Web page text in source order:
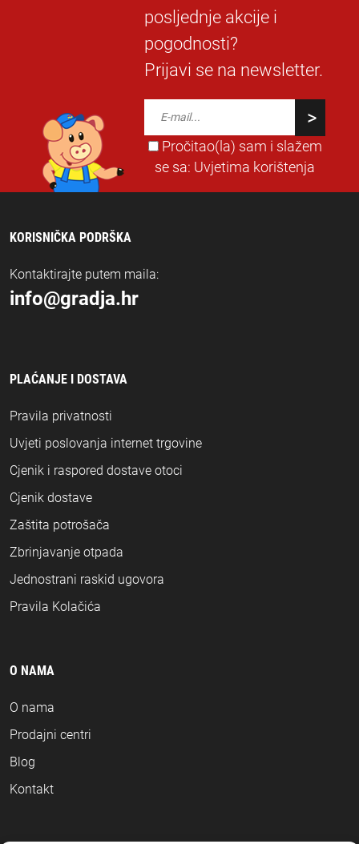
posljednje akcije i
pogodnosti?
Prijavi se na newsletter.
Pročitao(la) sam i slažem
se sa: Uvjetima korištenja
KORISNIČKA PODRŠKA
Kontaktirajte putem maila:
info@gradja.hr
PLAĆANJE I DOSTAVA
Pravila privatnosti
Uvjeti poslovanja internet trgovine
Cjenik i raspored dostave otoci
Cjenik dostave
Zaštita potrošača
Zbrinjavanje otpada
Jednostrani raskid ugovora
Pravila Kolačića
O NAMA
O nama
Prodajni centri
Blog
Kontakt